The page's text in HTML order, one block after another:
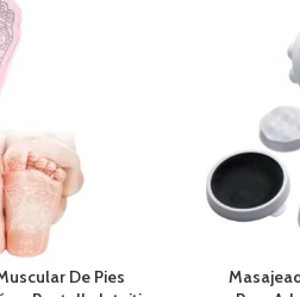
superficie de
mantener el cabello
saludable
puede reparar
abiertas
La
de
las
La
correcto
De Pies